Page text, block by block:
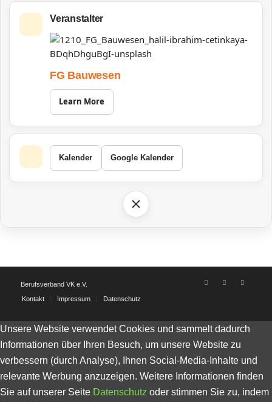
Veranstalter
FG Bauwesen
Learn More
Kalender Google Kalender
Berufsverband VK e.V.
Kontakt
Impressum Datenschutz
Unsere Website verwendet Cookies und sammelt dadurch
Informationen über Ihren Besuch, um unsere Website zu
verbessern (durch Analyse), Ihnen Social-Media-Inhalte und
relevante Werbung anzuzeigen. Weitere Informationen finden
Sie auf unserer Seite Datenschutz oder stimmen Sie zu, indem